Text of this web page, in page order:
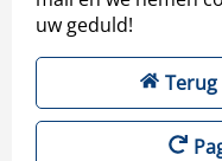
uw geduld!